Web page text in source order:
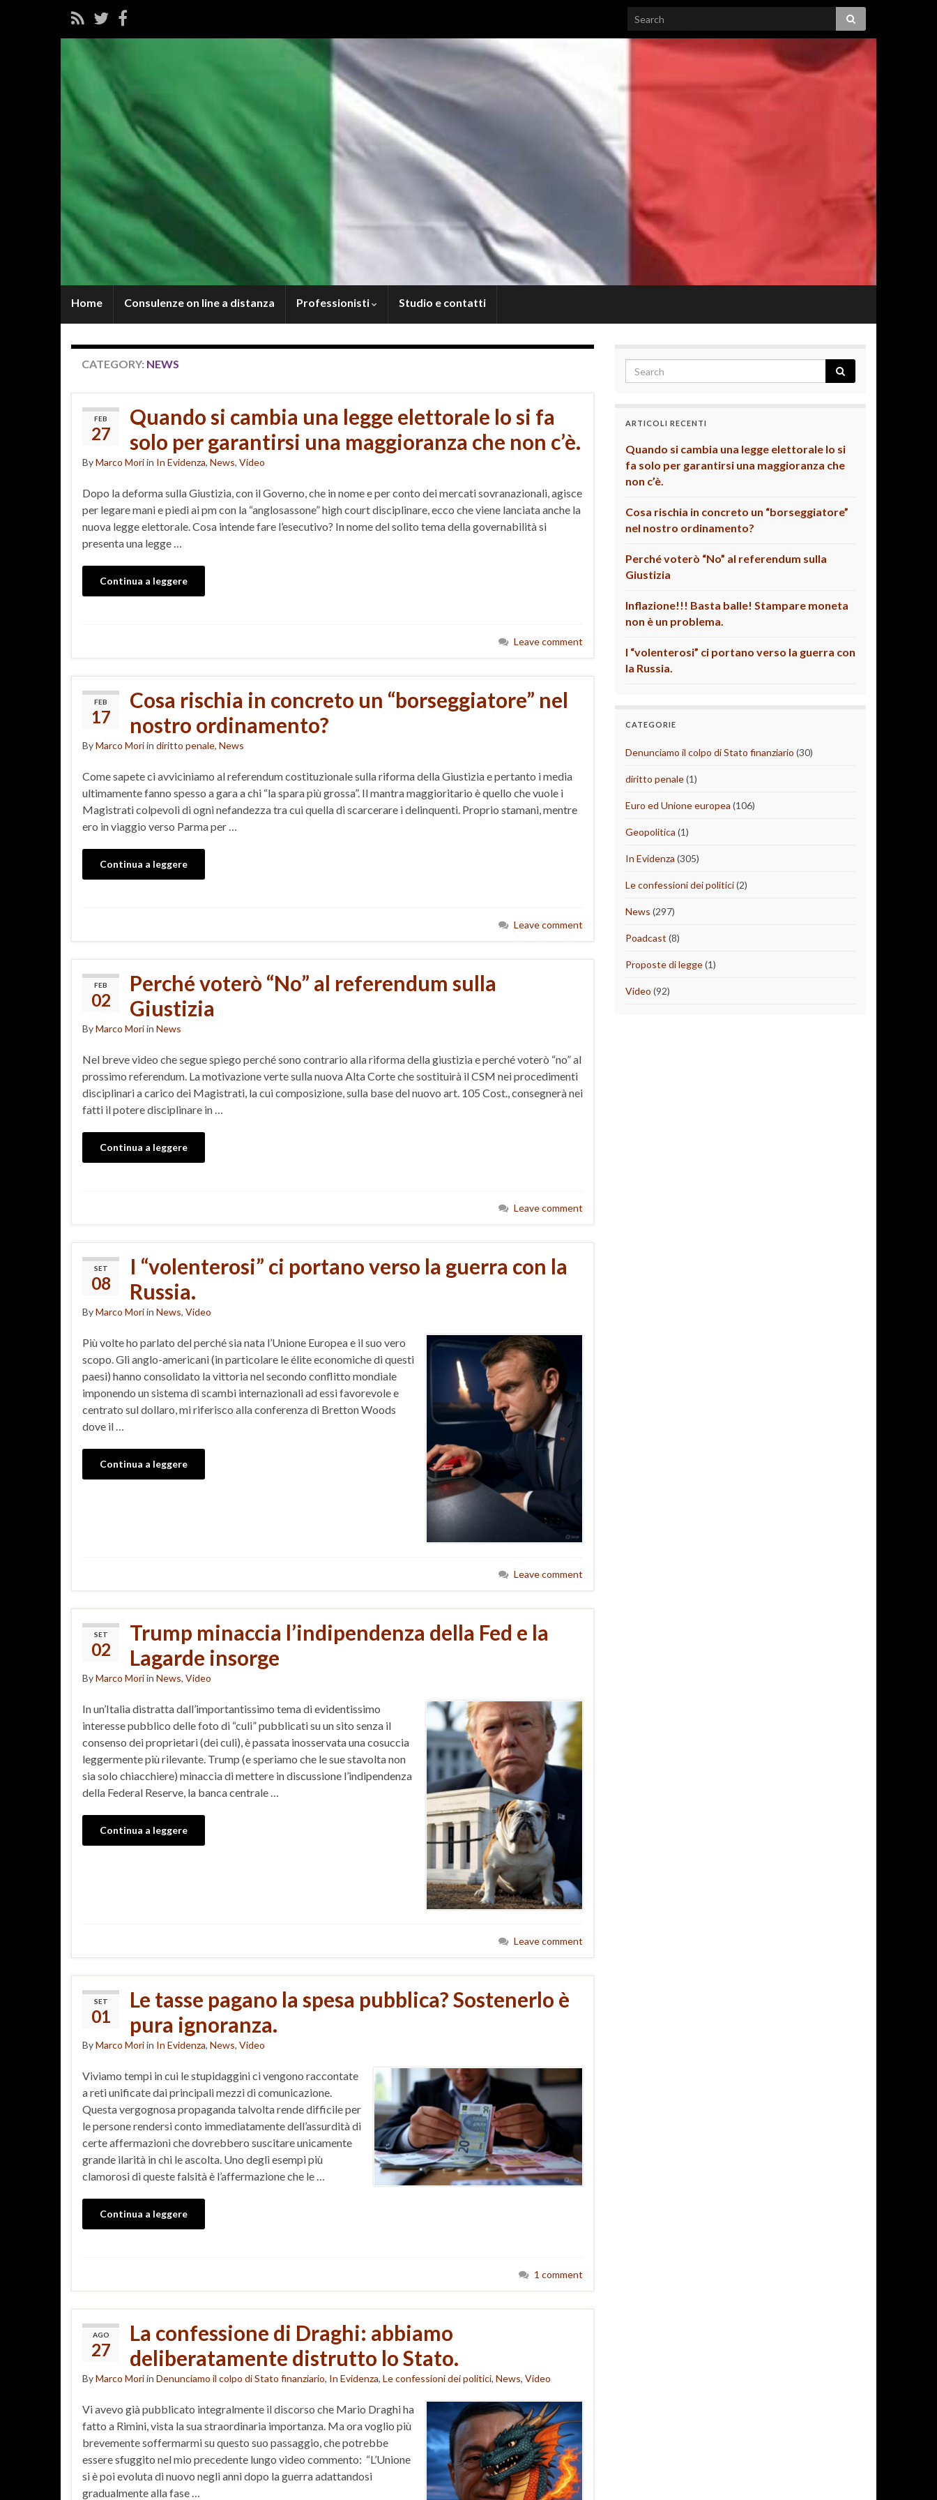
Home Consulenze on line a distanza Professionisti Studio e contatti
CATEGORY: NEWS
FEB
27
Quando si cambia una legge elettorale lo si fa
solo per garantirsi una maggioranza che non c’è.
ByMarco Moriin In Evidenza, News, Video
Dopo la deforma sulla Giustizia, con il Governo, che in nome e per conto dei mercati sovranazionali, agisce
per legare mani e piedi ai pm con la “anglosassone” high court disciplinare, ecco che viene lanciata anche la
nuova legge elettorale. Cosa intende fare l’esecutivo? In nome del solito tema della governabilità si
presenta una legge …
Continua a leggere
Leave comment
FEB
17
Cosa rischia in concreto un “borseggiatore” nel
nostro ordinamento?
ByMarco Moriin diritto penale, News
Come sapete ci avviciniamo al referendum costituzionale sulla riforma della Giustizia e pertanto i media
ultimamente fanno spesso a gara a chi “la spara più grossa”. Il mantra maggioritario è quello che vuole i
Magistrati colpevoli di ogni nefandezza tra cui quella di scarcerare i delinquenti. Proprio stamani, mentre
ero in viaggio verso Parma per …
Continua a leggere
Leave comment
FEB
02
Perché voterò “No” al referendum sulla
Giustizia
ByMarco Moriin News
Nel breve video che segue spiego perché sono contrario alla riforma della giustizia e perché voterò “no” al
prossimo referendum. La motivazione verte sulla nuova Alta Corte che sostituirà il CSM nei procedimenti
disciplinari a carico dei Magistrati, la cui composizione, sulla base del nuovo art. 105 Cost., consegnerà nei
fatti il potere disciplinare in …
Continua a leggere
Leave comment
SET
08
I “volenterosi” ci portano verso la guerra con la
Russia.
ByMarco Moriin News, Video
Più volte ho parlato del perché sia nata l’Unione Europea e il suo vero
scopo. Gli anglo-americani (in particolare le élite economiche di questi
paesi) hanno consolidato la vittoria nel secondo conflitto mondiale
imponendo un sistema di scambi internazionali ad essi favorevole e
centrato sul dollaro, mi riferisco alla conferenza di Bretton Woods
dove il …
Continua a leggere
Leave comment
SET
02
Trump minaccia l’indipendenza della Fed e la
Lagarde insorge
ByMarco Moriin News, Video
In un’Italia distratta dall’importantissimo tema di evidentissimo
interesse pubblico delle foto di “culi” pubblicati su un sito senza il
consenso dei proprietari (dei culi), è passata inosservata una cosuccia
leggermente più rilevante. Trump (e speriamo che le sue stavolta non
sia solo chiacchiere) minaccia di mettere in discussione l’indipendenza
della Federal Reserve, la banca centrale …
Continua a leggere
Leave comment
SET
01
Le tasse pagano la spesa pubblica? Sostenerlo è
pura ignoranza.
ByMarco Moriin In Evidenza, News, Video
Viviamo tempi in cui le stupidaggini ci vengono raccontate
a reti unificate dai principali mezzi di comunicazione.
Questa vergognosa propaganda talvolta rende difficile per
le persone rendersi conto immediatamente dell’assurdità di
certe affermazioni che dovrebbero suscitare unicamente
grande ilarità in chi le ascolta. Uno degli esempi più
clamorosi di queste falsità è l’affermazione che le …
Continua a leggere
1 comment
AGO
27
La confessione di Draghi: abbiamo
deliberatamente distrutto lo Stato.
ByMarco Moriin Denunciamo il colpo di Stato finanziario, In Evidenza, Le confessioni dei politici, News, Video
Vi avevo già pubblicato integralmente il discorso che Mario Draghi ha
fatto a Rimini, vista la sua straordinaria importanza. Ma ora voglio più
brevemente soffermarmi su questo suo passaggio, che potrebbe
essere sfuggito nel mio precedente lungo video commento: “L’Unione
si è poi evoluta di nuovo negli anni dopo la guerra adattandosi
gradualmente alla fase …
ARTICOLI RECENTI
Quando si cambia una legge elettorale lo si
fa solo per garantirsi una maggioranza che
non c’è.
Cosa rischia in concreto un “borseggiatore”
nel nostro ordinamento?
Perché voterò “No” al referendum sulla
Giustizia
Inflazione!!! Basta balle! Stampare moneta
non è un problema.
I “volenterosi” ci portano verso la guerra con
la Russia.
CATEGORIE
Denunciamo il colpo di Stato finanziario (30)
diritto penale(1)
Euro ed Unione europea (106)
Geopolitica (1)
In Evidenza (305)
Le confessioni dei politici(2)
News (297)
Poadcast (8)
Proposte di legge(1)
Video (92)